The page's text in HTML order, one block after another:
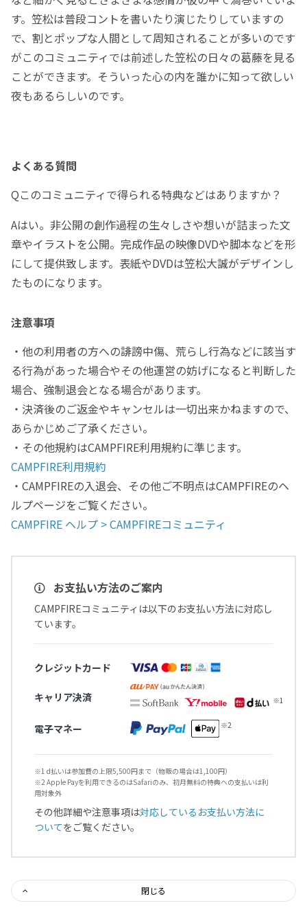
す。笠松は普段コントを書いたり演じたりしていますの
で、割とポップな人間として周知されることが多いのです
がこのコミュニティでは前述した笠松の日々の葛藤を見る
ことができます。そういった心の内を誰かに知って欲しい
夜もあるらしいのです。
よくある質問
Qこのコミュニティで得られる特典などはありますか？
Aはい。非公開の創作過程の生々しさや想いが詰まった文
章やイラストを公開。完成作品の映像DVDや脚本などを形
にして提供致します。表紙やDVDは笠松大誠がデザインし
たものになります。
注意事項
・他の利用者の方への誹謗中傷、荒らし行為などに該当す
る行為があった場合やその他運営の妨げになると判断した
場合、強制退会となる場合があります。
・決済後のご返金やキャンセルは一切出来かねますので、
あらかじめご了承ください。
・その他規約はCAMPFIRE利用規約に準じます。
CAMPFIRE利用規約
・CAMPFIREの入退会、その他ご不明点はCAMPFIREのヘ
ルプページをご覧ください。
CAMPFIRE ヘルプ > CAMPFIREコミュニティ
お支払い方法のご案内
CAMPFIREコミュニティは以下のお支払い方法に対応し
ています。
クレジットカード
キャリア決済
電子マネー
※1 d払いは参加費の上限5,500円まで（物販の場合は1,100円）
※2 Apple Payを利用できるのはSafariのみ、初月無料の特典への支払いは利
用対象外
その他詳細や注意事項は対応しているお支払い方法に
ついてをご覧ください。
閉じる